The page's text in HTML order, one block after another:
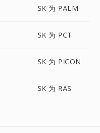
SK 为 PALM
SK 为 PCT
SK 为 PICON
SK 为 RAS